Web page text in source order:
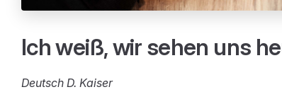
Ich weiß, wir sehen uns
Deutsch D. Kaiser